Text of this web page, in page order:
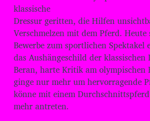
d
i
o
-
P
l
a
y
e
klassische
Dressur geritten, die Hilfen
Verschmelzen mit dem Pferd.
Bewerbe zum sportlichen Spektakel
das Aushängeschild der klassischen
Beran, harte Kritik am olympischen
ginge nur mehr um hervorragende
könne mit einem
mehr antreten.